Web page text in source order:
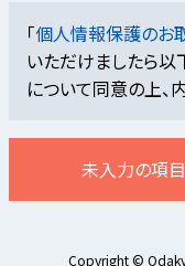
「個人情報保護のお
いただけましたら以
について同意の上、
未入力の項
Copyright ©